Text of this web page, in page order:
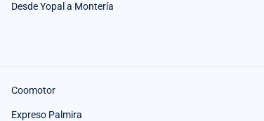
Desde Yopal a Montería
Coomotor
Expreso Palmira